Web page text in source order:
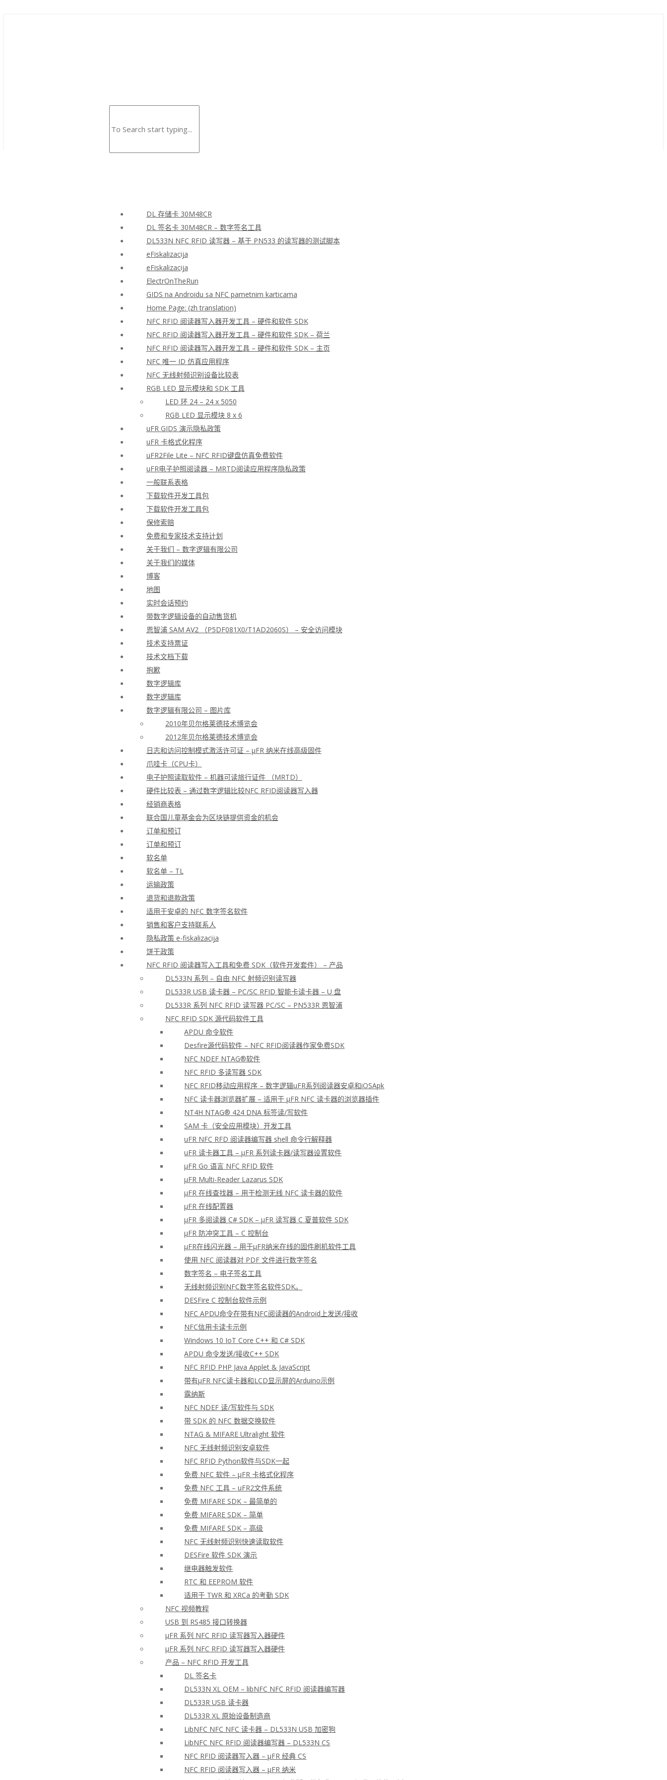
DL 存储卡 30M48CR
DL 签名卡 30M48CR – 数字签名工具
DL533N NFC RFID 读写器 – 基于 PN533 的读写器的测试脚本
eFiskalizacija
eFiskalizacija
ElectrOnTheRun
GIDS na Androidu sa NFC pametnim karticama
Home Page: (zh translation)
NFC RFID 阅读器写入器开发工具 – 硬件和软件 SDK
NFC RFID 阅读器写入器开发工具 – 硬件和软件 SDK – 荷兰
NFC RFID 阅读器写入器开发工具 – 硬件和软件 SDK – 主页
NFC 唯一 ID 仿真应用程序
NFC 无线射频识别设备比较表
RGB LED 显示模块和 SDK 工具
LED 环 24 – 24 x 5050
RGB LED 显示模块 8 x 6
uFR GIDS 演示隐私政策
uFR 卡格式化程序
uFR2File Lite – NFC RFID键盘仿真免费软件
uFR电子护照阅读器 – MRTD阅读应用程序隐私政策
一般联系表格
下载软件开发工具包
下载软件开发工具包
保修索赔
免费和专家技术支持计划
关于我们 – 数字逻辑有限公司
关于我们的媒体
博客
地图
实时会话预约
带数字逻辑设备的自动售货机
恩智浦 SAM AV2 （P5DF081X0/T1AD2060S） – 安全访问模块
技术支持票证
技术文档下载
抱歉
数字逻辑库
数字逻辑库
数字逻辑有限公司 – 图片库
2010年贝尔格莱德技术博览会
2012年贝尔格莱德技术博览会
日志和访问控制模式激活许可证 – μFR 纳米在线高级固件
爪哇卡（CPU卡）
电子护照读取软件 – 机器可读旅行证件 （MRTD）
硬件比较表 – 通过数字逻辑比较NFC RFID阅读器写入器
经销商表格
联合国儿童基金会为区块链提供资金的机会
订单和预订
订单和预订
软名单
软名单 – TL
运输政策
退货和退款政策
适用于安卓的 NFC 数字签名软件
销售和客户支持联系人
隐私政策 e-fiskalizacija
饼干政策
NFC RFID 阅读器写入工具和免费 SDK（软件开发套件） – 产品
DL533N 系列 – 自由 NFC 射频识别读写器
DL533R USB 读卡器 – PC/SC RFID 智能卡读卡器 – U 盘
DL533R 系列 NFC RFID 读写器 PC/SC – PN533R 恩智浦
NFC RFID SDK 源代码软件工具
APDU 命令软件
Desfire源代码软件 – NFC RFID阅读器作家免费SDK
NFC NDEF NTAG®软件
NFC RFID 多读写器 SDK
NFC RFID移动应用程序 – 数字逻辑uFR系列阅读器安卓和iOSApk
NFC 读卡器浏览器扩展 – 适用于 μFR NFC 读卡器的浏览器插件
NT4H NTAG® 424 DNA 标签读/写软件
SAM 卡（安全应用模块）开发工具
uFR NFC RFD 阅读器编写器 shell 命令行解释器
uFR 读卡器工具 – μFR 系列读卡器/读写器设置软件
μFR Go 语言 NFC RFID 软件
μFR Multi-Reader Lazarus SDK
μFR 在线查找器 – 用于检测无线 NFC 读卡器的软件
μFR 在线配置器
μFR 多阅读器 C# SDK – μFR 读写器 C 夏普软件 SDK
μFR 防冲突工具 – C 控制台
μFR在线闪光器 – 用于μFR纳米在线的固件刷机软件工具
使用 NFC 阅读器对 PDF 文件进行数字签名
数字签名 – 电子签名工具
无线射频识别NFC数字签名软件SDK。
DESFire C 控制台软件示例
NFC APDU命令在带有NFC阅读器的Android上发送/接收
NFC信用卡读卡示例
Windows 10 IoT Core C++ 和 C# SDK
APDU 命令发送/接收C++ SDK
NFC RFID PHP Java Applet & JavaScript
带有μFR NFC读卡器和LCD显示屏的Arduino示例
露纳斯
NFC NDEF 读/写软件与 SDK
带 SDK 的 NFC 数据交换软件
NTAG & MIFARE Ultralight 软件
NFC 无线射频识别安卓软件
NFC RFID Python软件与SDK一起
免费 NFC 软件 – μFR 卡格式化程序
免费 NFC 工具 – uFR2文件系统
免费 MIFARE SDK – 最简单的
免费 MIFARE SDK – 简单
免费 MIFARE SDK – 高级
NFC 无线射频识别快速读取软件
DESFire 软件 SDK 演示
继电器触发软件
RTC 和 EEPROM 软件
适用于 TWR 和 XRCa 的考勤 SDK
NFC 视频教程
USB 到 RS485 接口转换器
μFR 系列 NFC RFID 读写器写入器硬件
μFR 系列 NFC RFID 读写器写入器硬件
产品 – NFC RFID 开发工具
DL 签名卡
DL533N XL OEM – libNFC NFC RFID 阅读器编写器
DL533R USB 读卡器
DL533R XL 原始设备制造商
LibNFC NFC NFC 读卡器 – DL533N USB 加密狗
LibNFC NFC RFID 阅读器编写器 – DL533N CS
NFC RFID 阅读器写入器 – μFR 经典 CS
NFC RFID 阅读器写入器 – μFR 纳米